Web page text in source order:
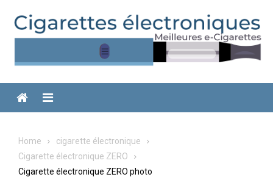
content
Menu
Home
cigarette électronique
Cigarette électronique ZERO
Cigarette électronique ZERO photo